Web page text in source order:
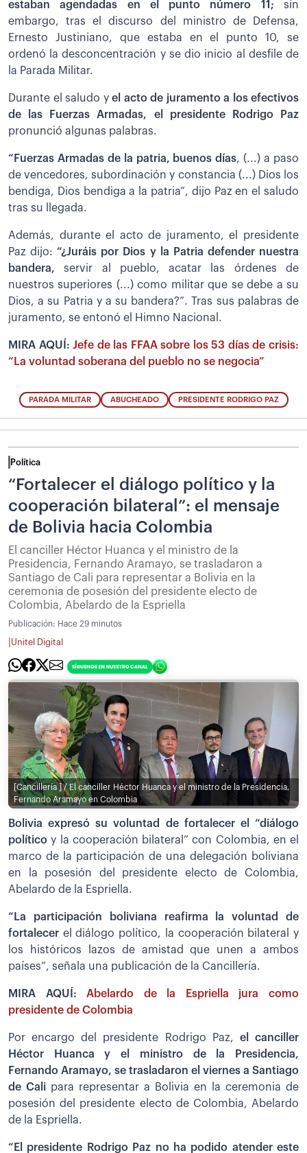
estaban agendadas en el punto número 11; sin
embargo, tras el discurso del ministro de Defensa,
Ernesto Justiniano, que estaba en el punto 10, se
ordenó la desconcentración y se dio inicio al desfile de
la Parada Militar.
Durante el saludo yel acto de juramento a los efectivos
de las Fuerzas Armadas, el presidente Rodrigo Paz
pronunció algunas palabras.
“Fuerzas Armadas de la patria, buenos días, (...) a paso
de vencedores, subordinación y constancia (...) Dios los
bendiga, Dios bendiga a la patria”, dijo Paz en el saludo
tras su llegada.
Además, durante el acto de juramento, el presidente
Paz dijo:“¿Juráis por Dios y la Patria defender nuestra
bandera, servir al pueblo, acatar las órdenes de
nuestros superiores (...) como militar que se debe a su
Dios, a su Patria y a su bandera?”. Tras sus palabras de
juramento, se entonó el Himno Nacional.
MIRA AQUÍ:Jefe de las FFAA sobre los 53 días de crisis:
“La voluntad soberana del pueblo no se negocia”
PARADA MILITAR ABUCHEADO PRESIDENTE RODRIGO PAZ
Política
“Fortalecer el diálogo político y la
cooperación bilateral”: el mensaje
de Bolivia hacia Colombia
El canciller Héctor Huanca y el ministro de la
Presidencia, Fernando Aramayo, se trasladaron a
Santiago de Cali para representar a Bolivia en la
ceremonia de posesión del presidente electo de
Colombia, Abelardo de la Espriella
Publicación: Hace 29 minutos
Unitel Digital
[Cancillería ] / El canciller Héctor Huanca y el ministro de la Presidencia,
Fernando Aramayo en Colombia
Bolivia expresó su voluntad de fortalecer el “diálogo
políticoy la cooperación bilateral” con Colombia, en el
marco de la participación de una delegación boliviana
en la posesión del presidente electo de Colombia,
Abelardo de la Espriella.
“La participación boliviana reafirma la voluntad de
fortalecer el diálogo político, la cooperación bilateral y
los históricos lazos de amistad que unen a ambos
países”, señala una publicación de la Cancillería.
MIRA AQUÍ:Abelardo de la Espriella jura como
presidente de Colombia
Por encargo del presidente Rodrigo Paz, el canciller
Héctor Huanca y el ministro de la Presidencia,
Fernando Aramayo, se trasladaron el viernes a Santiago
de Cali para representar a Bolivia en la ceremonia de
posesión del presidente electo de Colombia, Abelardo
de la Espriella.
“El presidente Rodrigo Paz no ha podido atender este